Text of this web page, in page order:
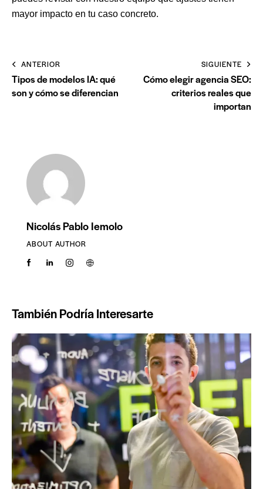
mayor impacto en tu caso concreto.
ANTERIOR
Tipos de modelos IA: qué
son y cómo se diferencian
SIGUIENTE
Cómo elegir agencia SEO:
criterios reales que
importan
Nicolás Pablo Iemolo
ABOUT AUTHOR
También Podría Interesarte